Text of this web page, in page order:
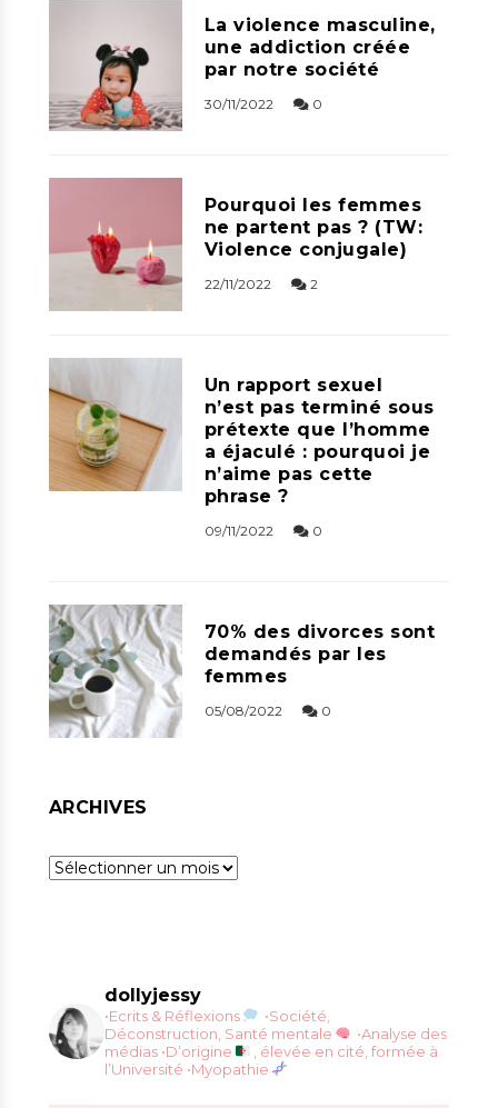
La violence masculine,
une addiction créée
par notre société
30/11/2022 0
Pourquoi les femmes
ne partent pas ? (TW:
Violence conjugale)
22/11/2022 2
Un rapport sexuel
n’est pas terminé sous
prétexte que l’homme
a éjaculé : pourquoi je
n’aime pas cette
phrase ?
09/11/2022 0
70% des divorces sont
demandés par les
femmes
05/08/2022 0
ARCHIVES
Archives
dollyjessy
•Ecrits & Réflexions
•Société,
Déconstruction, Santé mentale
•Analyse des
médias •D’origine
, élevée en cité, formée à
l’Université •Myopathie